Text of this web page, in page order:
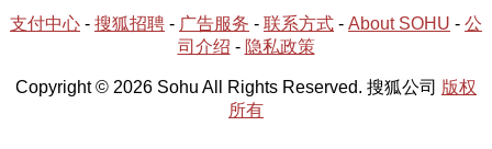
支付中心 - 搜狐招聘 - 广告服务 - 联系方式 - About SOHU - 公
司介绍 - 隐私政策
Copyright © 2026 Sohu All Rights Reserved. 搜狐公司 版权
所有